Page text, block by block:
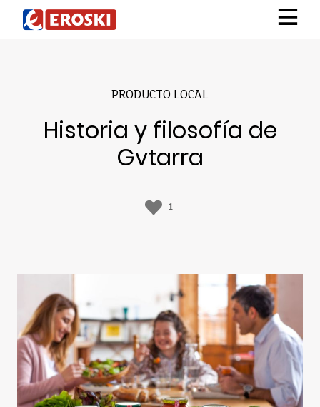
PRODUCTO LOCAL
Historia y filosofía de
Gvtarra
1